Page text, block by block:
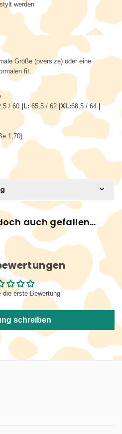
werden
Größe (oversize) oder eine
fit.
/ 60 |L:65,5 / 62 |XL:68,5 / 64 |
1,70)
auch gefallen…
die erste Bewertung
schreiben